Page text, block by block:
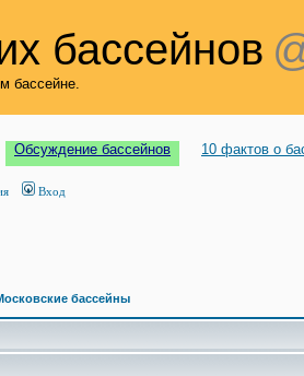
бассейнов
бассейне.
Обсуждение бассейнов 10 фактов о
Вход
бассейны